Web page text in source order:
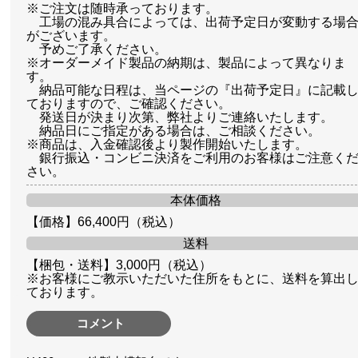
※ご注文は随時承っております。
工場の混み具合によっては、出荷予定日が変動する場
がございます。
予めご了承ください。
※オーダーメイド製品の納期は、製品によって異なりま
す。
納品可能な日程は、当ページの『出荷予定日』に記載
ておりますので、ご確認ください。
発送日が決まり次第、弊社よりご連絡いたします。
納品日にご指定がある場合は、ご相談ください。
※商品は、入金確認後より製作開始いたします。
銀行振込・コンビニ決済をご利用のお客様はご注意く
さい。
本体価格
【価格】66,400円（税込）
送料
【梱包・送料】3,000円（税込）
※お客様にご教示いただいた住所をもとに、送料を算出
ております。
コメント